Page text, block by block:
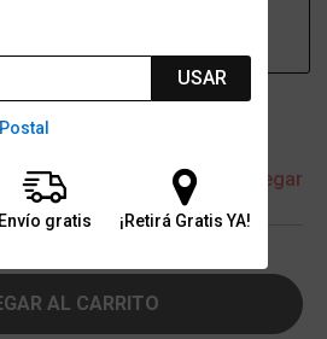
USAR
Envío gratis ¡Retirá Gratis YA!
+ Agregar
AL CARRITO